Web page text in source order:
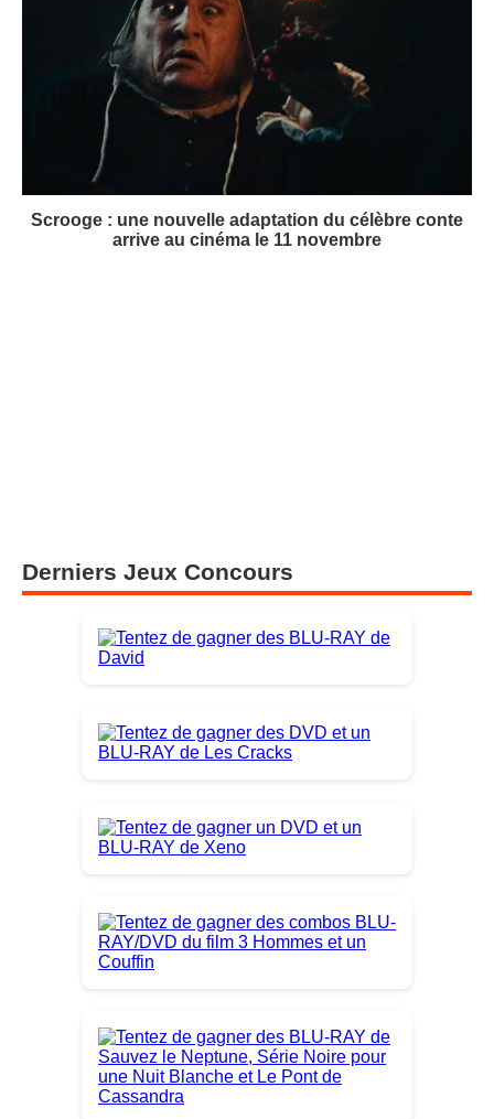
Scrooge : une nouvelle adaptation du célèbre conte
arrive au cinéma le 11 novembre
Derniers Jeux Concours